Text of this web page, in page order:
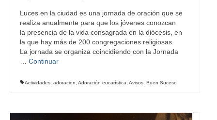
Luces en la ciudad es una jornada de oración que se
realiza anualmente para que los jóvenes conozcan
la presencia de la vida consagrada en la diócesis, en
la que hay más de 200 congregaciones religiosas.
La jornada se organiza coincidiendo con la Jornada
… Continuar
Actividades, adoracion, Adoración eucarística, Avisos, Buen Suceso